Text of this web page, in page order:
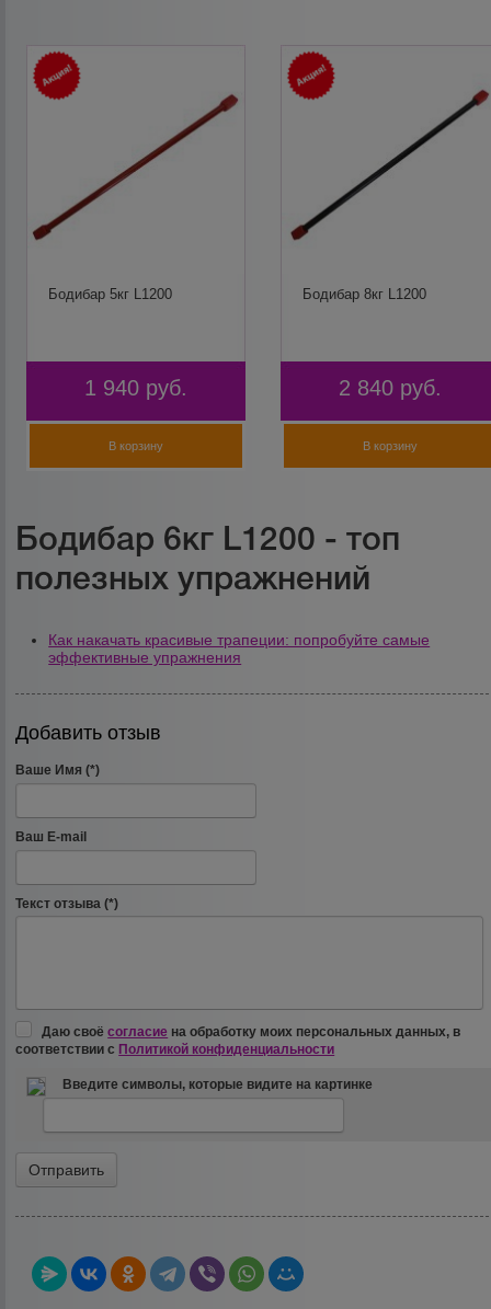
Бодибар 5кг L1200
1 940 руб.
В корзину
Бодибар 8кг L1200
2 840 руб.
В корзину
Бодибар 6кг L1200 - топ
полезных упражнений
Как накачать красивые трапеции: попробуйте самые
эффективные упражнения
Добавить отзыв
Ваше Имя (*)
Ваш E-mail
Текст отзыва (*)
Даю своёсогласие на обработку моих персональных данных, в
соответствии с Политикой конфиденциальности
Введите символы, которые видите на картинке